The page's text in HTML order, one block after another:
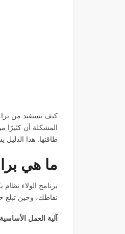
كيف تستفيد من
المشكلة أن كثيرًا
طاقتها. هذا
ما هي
برنامج الولاء
نقاطك، وحين تبلغ
آلية العمل